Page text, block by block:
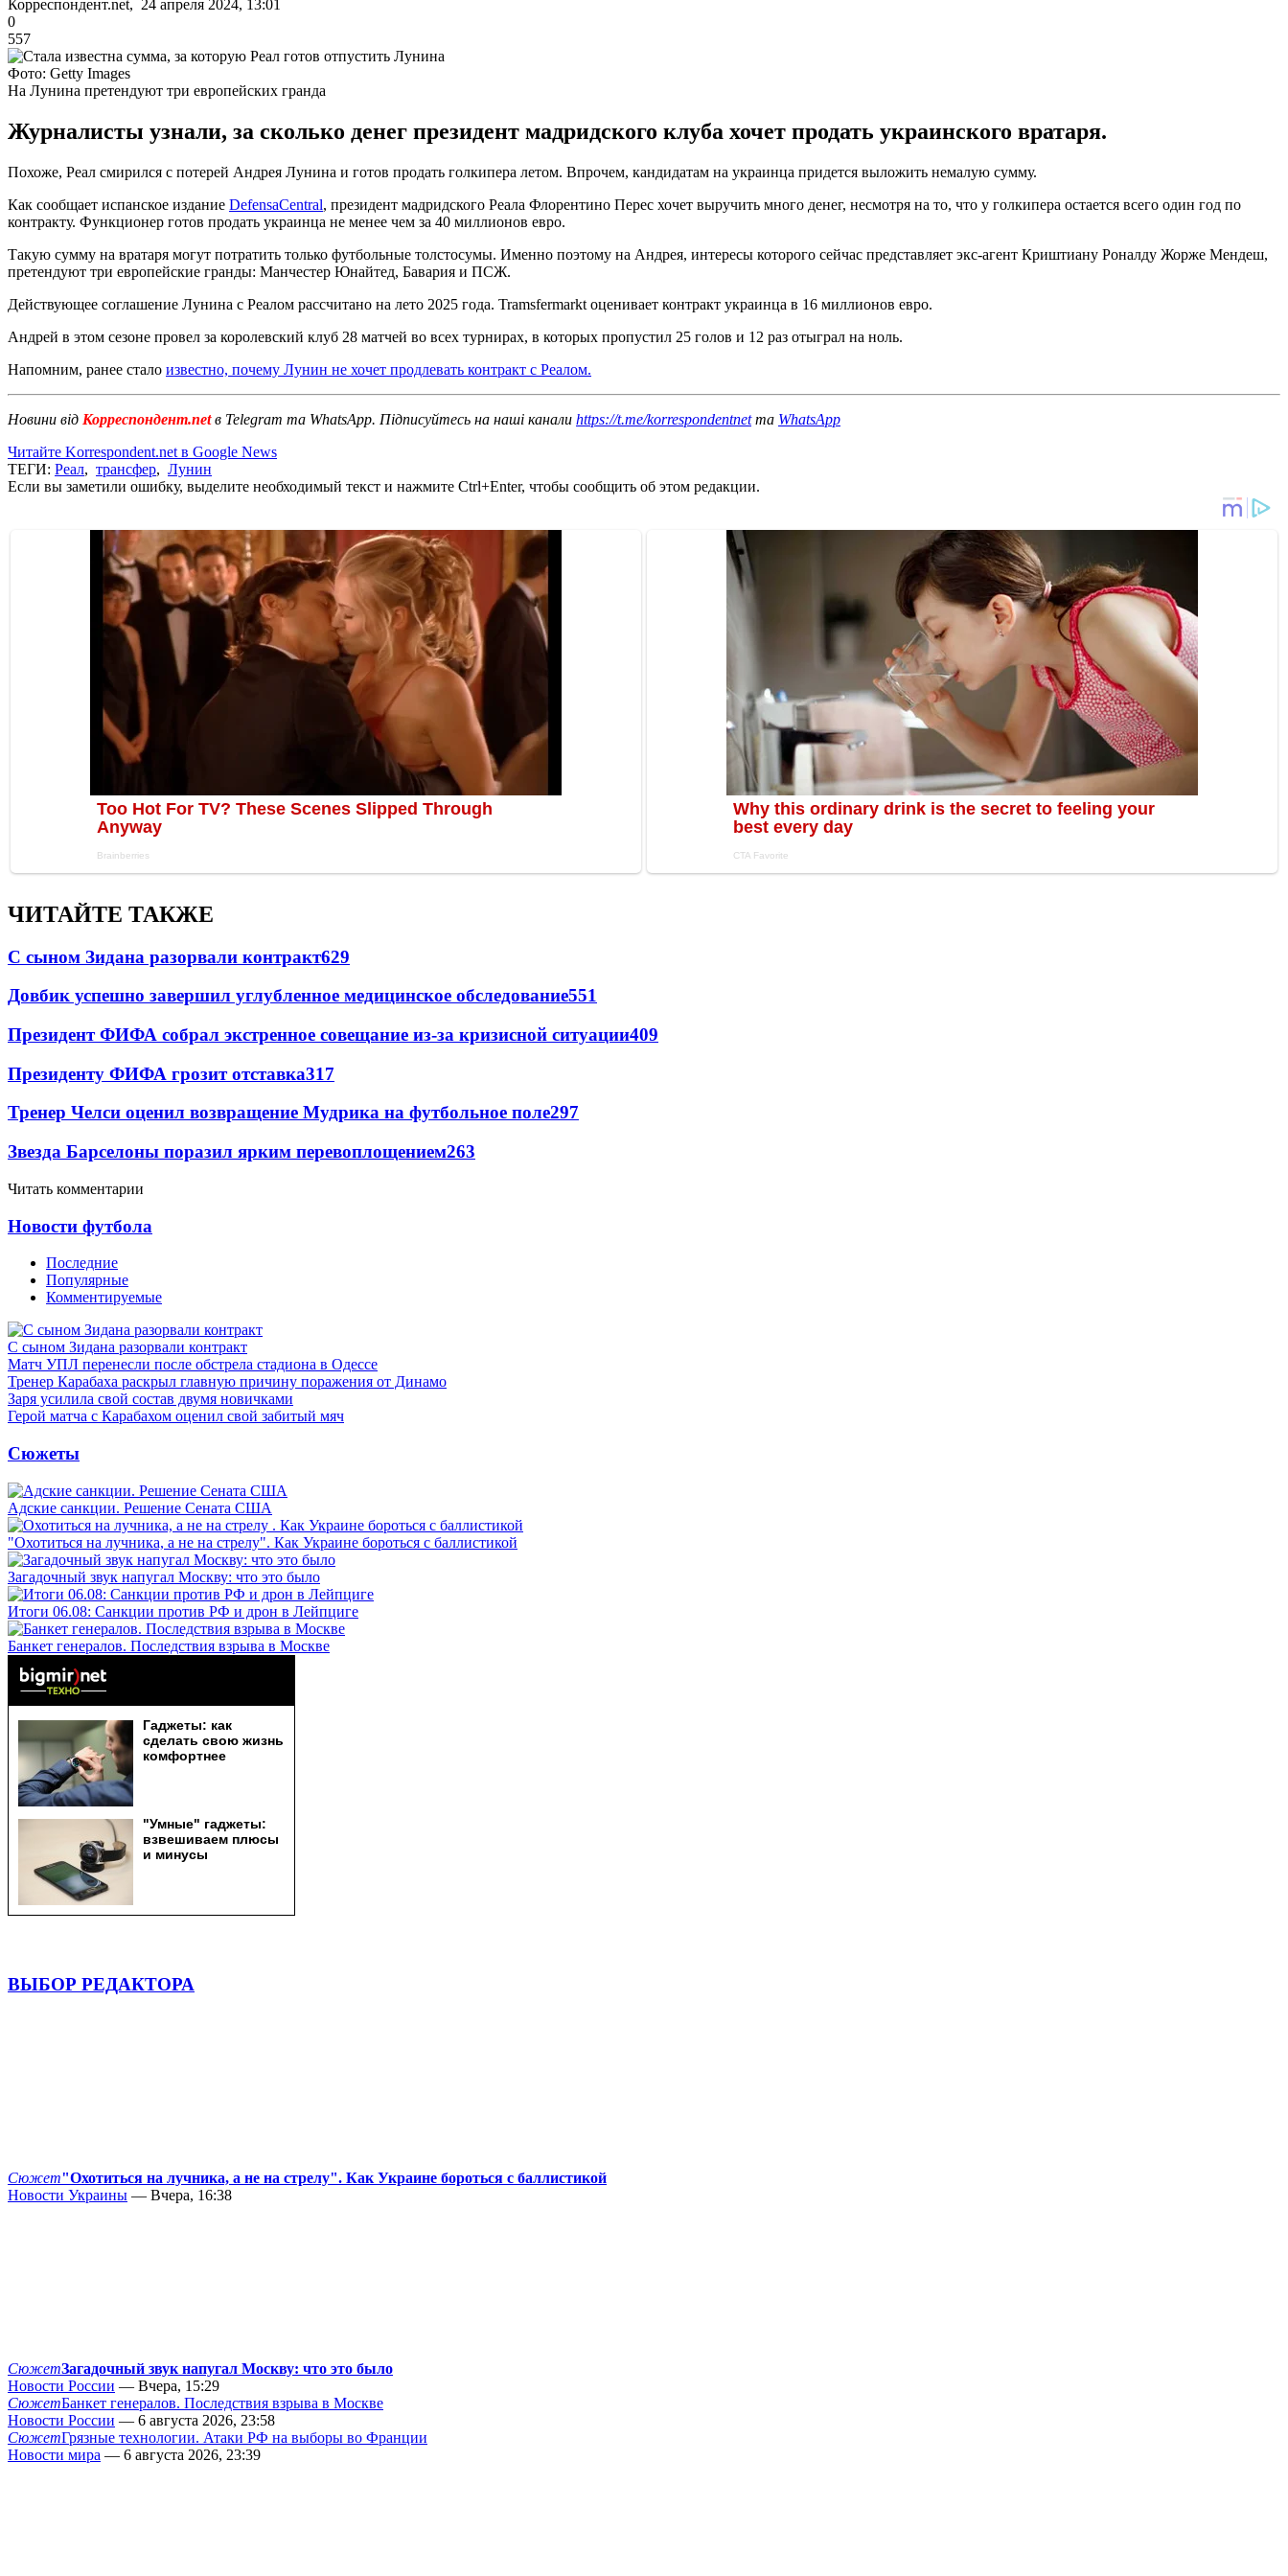
Корреспондент.net, 24 апреля 2024, 13:01
0
557
Фото: Getty Images
На Лунина претендуют три европейских гранда
Журналисты узнали, за сколько денег президент мадридского клуба хочет продать украинского вратаря.
Похоже, Реал смирился с потерей Андрея Лунина и готов продать голкипера летом. Впрочем, кандидатам на украинца придется выложить немалую сумму.
Как сообщает испанское издание DefensaCentral, президент мадридского Реала Флорентино Перес хочет выручить много денег, несмотря на то, что у голкипера остается всего один год по
контракту. Функционер готов продать украинца не менее чем за 40 миллионов евро.
Такую сумму на вратаря могут потратить только футбольные толстосумы. Именно поэтому на Андрея, интересы которого сейчас представляет экс-агент Криштиану Роналду Жорже Мендеш,
претендуют три европейские гранды: Манчестер Юнайтед, Бавария и ПСЖ.
Действующее соглашение Лунина с Реалом рассчитано на лето 2025 года. Tramsfermarkt оценивает контракт украинца в 16 миллионов евро.
Андрей в этом сезоне провел за королевский клуб 28 матчей во всех турнирах, в которых пропустил 25 голов и 12 раз отыграл на ноль.
Напомним, ранее стало известно, почему Лунин не хочет продлевать контракт с Реалом.
Новини від Корреспондент.netв Telegram та WhatsApp. Підписуйтесь на наші канали https://t.me/korrespondentnetта WhatsApp
Читайте Korrespondent.net в Google News
ТЕГИ: Реал, трансфер, Лунин
Если вы заметили ошибку, выделите необходимый текст и нажмите Ctrl+Enter, чтобы сообщить об этом редакции.
ЧИТАЙТЕ ТАКЖЕ
С сыном Зидана разорвали контракт629
Довбик успешно завершил углубленное медицинское обследование551
Президент ФИФА собрал экстренное совещание из-за кризисной ситуации409
Президенту ФИФА грозит отставка317
Тренер Челси оценил возвращение Мудрика на футбольное поле297
Звезда Барселоны поразил ярким перевоплощением263
Читать комментарии
Новости футбола
Последние
Популярные
Комментируемые
С сыном Зидана разорвали контракт
Матч УПЛ перенесли после обстрела стадиона в Одессе
Тренер Карабаха раскрыл главную причину поражения от Динамо
Заря усилила свой состав двумя новичками
Герой матча с Карабахом оценил свой забитый мяч
Сюжеты
Адские санкции. Решение Сената США
"Охотиться на лучника, а не на стрелу". Как Украине бороться с баллистикой
Загадочный звук напугал Москву: что это было
Итоги 06.08: Санкции против РФ и дрон в Лейпциге
Банкет генералов. Последствия взрыва в Москве
ВЫБОР РЕДАКТОРА
Сюжет"Охотиться на лучника, а не на стрелу". Как Украине бороться с баллистикой
Новости Украины — Вчера, 16:38
СюжетЗагадочный звук напугал Москву: что это было
Новости России — Вчера, 15:29
СюжетБанкет генералов. Последствия взрыва в Москве
Новости России — 6 августа 2026, 23:58
СюжетГрязные технологии. Атаки РФ на выборы во Франции
Новости мира — 6 августа 2026, 23:39